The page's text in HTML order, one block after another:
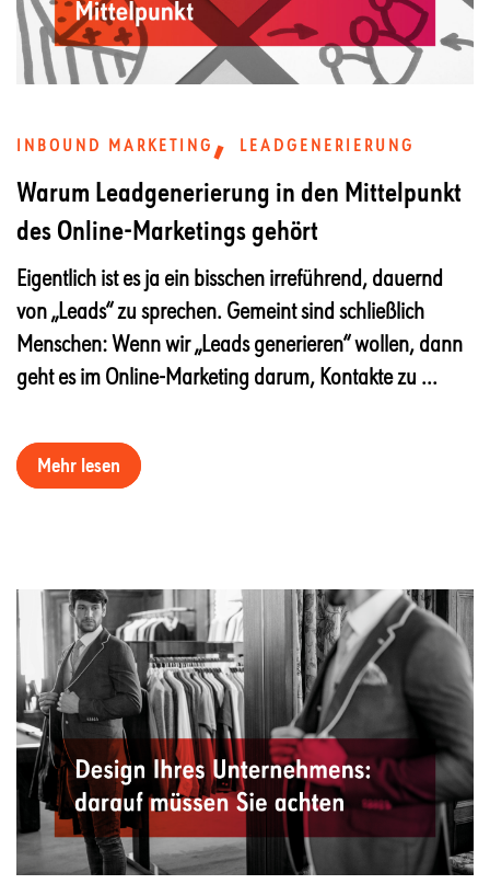
INBOUND MARKETING , LEADGENERIERUNG
Warum Leadgenerierung in den Mittelpunkt
des Online-Marketings gehört
Eigentlich ist es ja ein bisschen irreführend, dauernd
von „Leads“ zu sprechen. Gemeint sind schließlich
Menschen: Wenn wir „Leads generieren“ wollen, dann
geht es im Online-Marketing darum, Kontakte zu ...
Mehr lesen